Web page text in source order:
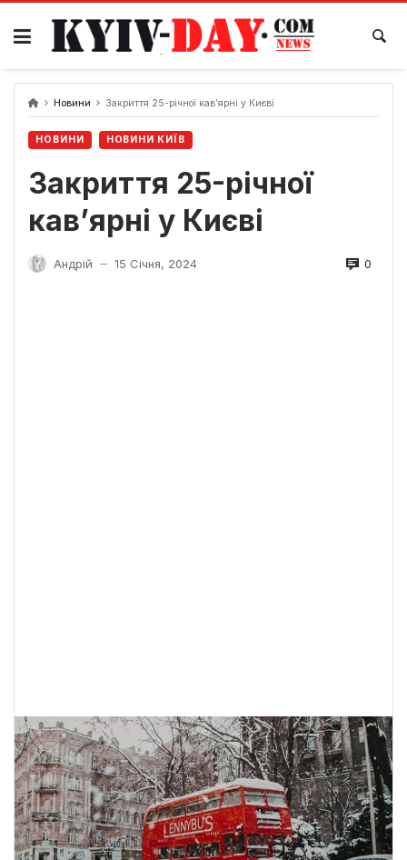
Перейти
вмісту
Новини Закриття 25-річної кав’ярні у Києві
НОВИНИ НОВИНИ КИЇВ
Закриття 25-річної
кав’ярні у Києві
Андрій — 15 Січня, 2024 0